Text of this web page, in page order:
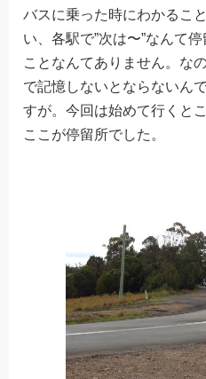
バスに乗った時にわかるこ
い、各駅で”次は〜”なんて
ことなんてありません。な
で記憶しないとならないん
すが。今回は始めて行くと
ここが停留所でした。